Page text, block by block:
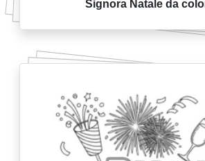
Signora Natale da